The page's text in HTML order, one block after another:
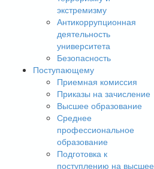
экстремизму
Антикоррупционная
деятельность
университета
Безопасность
Поступающему
Приемная комиссия
Приказы на зачисление
Высшее образование
Среднее
профессиональное
образование
Подготовка к
поступлению на высшее